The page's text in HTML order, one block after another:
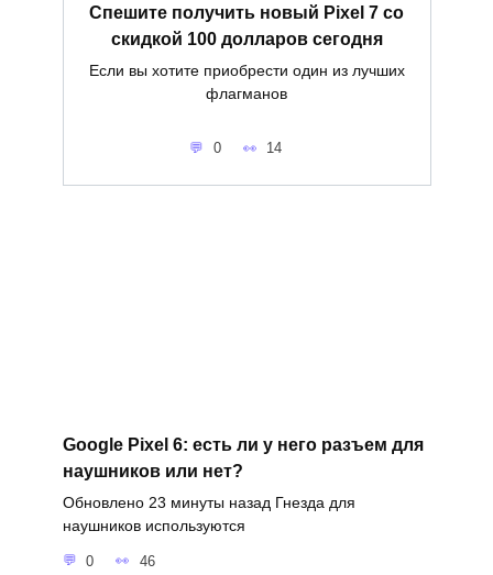
Спешите получить новый Pixel 7 со
скидкой 100 долларов сегодня
Если вы хотите приобрести один из лучших
флагманов
0 14
Google Pixel 6: есть ли у него разъем для
наушников или нет?
Обновлено 23 минуты назад Гнезда для
наушников используются
0 46